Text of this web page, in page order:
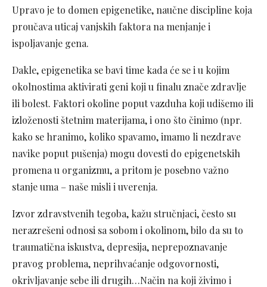
Upravo je to domen epigenetike, naučne discipline koja
proučava uticaj vanjskih faktora na menjanje i
ispoljavanje gena.
Dakle, epigenetika se bavi time kada će se i u kojim
okolnostima aktivirati geni koji u finalu znače zdravlje
ili bolest. Faktori okoline poput vazduha koji udišemo ili
izloženosti štetnim materijama, i ono što činimo (npr.
kako se hranimo, koliko spavamo, imamo li nezdrave
navike poput pušenja) mogu dovesti do epigenetskih
promena u organizmu, a pritom je posebno važno
stanje uma – naše misli i uverenja.
Izvor zdravstvenih tegoba, kažu stručnjaci, često su
nerazrešeni odnosi sa sobom i okolinom, bilo da su to
traumatična iskustva, depresija, neprepoznavanje
pravog problema, neprihvaćanje odgovornosti,
okrivljavanje sebe ili drugih…Način na koji živimo i